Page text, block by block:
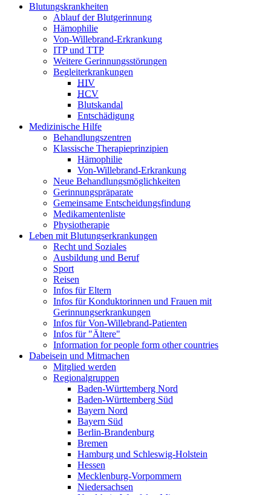
Blutungskrankheiten
Ablauf der Blutgerinnung
Hämophilie
Von-Willebrand-Erkrankung
ITP und TTP
Weitere Gerinnungsstörungen
Begleiterkrankungen
HIV
HCV
Blutskandal
Entschädigung
Medizinische Hilfe
Behandlungszentren
Klassische Therapieprinzipien
Hämophilie
Von-Willebrand-Erkrankung
Neue Behandlungsmöglichkeiten
Gerinnungspräparate
Gemeinsame Entscheidungsfindung
Medikamentenliste
Physiotherapie
Leben mit Blutungserkrankungen
Recht und Soziales
Ausbildung und Beruf
Sport
Reisen
Infos für Eltern
Infos für Konduktorinnen und Frauen mit
Gerinnungserkrankungen
Infos für Von-Willebrand-Patienten
Infos für "Ältere"
Information for people form other countries
Dabeisein und Mitmachen
Mitglied werden
Regionalgruppen
Baden-Württemberg Nord
Baden-Württemberg Süd
Bayern Nord
Bayern Süd
Berlin-Brandenburg
Bremen
Hamburg und Schleswig-Holstein
Hessen
Mecklenburg-Vorpommern
Niedersachsen